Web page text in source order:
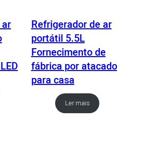
Refrigerador de ar
portátil 5.5L
Fornecimento de
fábrica por atacado
para casa
Ler mais